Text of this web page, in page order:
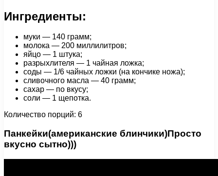
Ингредиенты:
муки — 140 грамм;
молока — 200 миллилитров;
яйцо — 1 штука;
разрыхлителя — 1 чайная ложка;
соды — 1/6 чайных ложки (на кончике ножа);
сливочного масла — 40 грамм;
сахар — по вкусу;
соли — 1 щепотка.
Количество порций: 6
Панкейки(американские блинчики)Просто
вкусно сытно)))